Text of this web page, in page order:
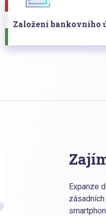
Založení bankovního
Expanze